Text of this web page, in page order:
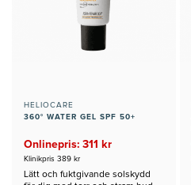
HELIOCARE
360° WATER GEL SPF 50+
Onlinepris: 311 kr
Klinikpris 389 kr
Lätt och fuktgivande solskydd